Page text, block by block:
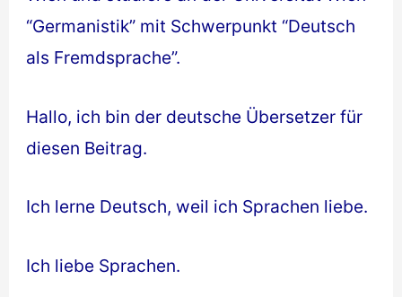
“Germanistik” mit Schwerpunkt “Deutsch
als Fremdsprache”.
Hallo, ich bin der deutsche Übersetzer für
diesen Beitrag.
Ich lerne Deutsch, weil ich Sprachen liebe.
Ich liebe Sprachen.